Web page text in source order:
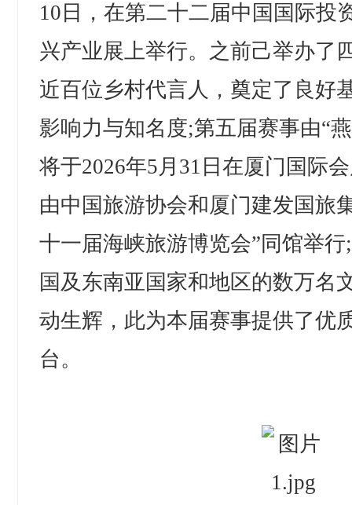
10日，在第二十二届中国国际投
兴产业展上举行。之前己举办了
近百位乡村代言人，奠定了良好
影响力与知名度;第五届赛事由“
将于2026年5月31日在厦门国际
由中国旅游协会和厦门建发国旅
十一届海峡旅游博览会”同馆举
国及东南亚国家和地区的数万名
动生辉，此为本届赛事提供了优
台。